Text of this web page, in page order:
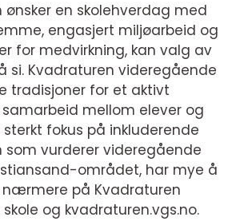
ønsker en skolehverdag med
engasjert miljøarbeid og
for medvirkning, kan valg av
si. Kvadraturen videregående
tradisjoner for et aktivt
mellom elever og
fokus på inkluderende
som vurderer videregående
området, har mye å
på Kvadraturen
og kvadraturen.vgs.no.